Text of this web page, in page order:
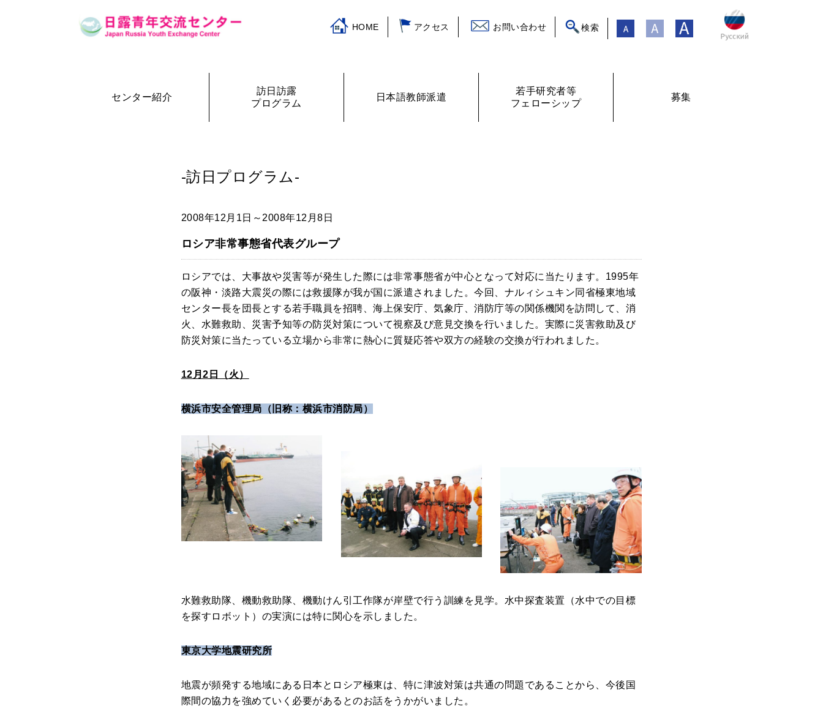
HOME アクセス お問い合わせ 検索
センター紹介
訪日訪露
プログラム
日本語教師派遣
若手研究者等
フェローシップ
募集
-訪日プログラム-
2008年12月1日～2008年12月8日
ロシア非常事態省代表グループ
ロシアでは、大事故や災害等が発生した際には非常事態省が中心となって対応に当たります。1995年
の阪神・淡路大震災の際には救援隊が我が国に派遣されました。今回、ナルィシュキン同省極東地域
センター長を団長とする若手職員を招聘、海上保安庁、気象庁、消防庁等の関係機関を訪問して、消
火、水難救助、災害予知等の防災対策について視察及び意見交換を行いました。実際に災害救助及び
防災対策に当たっている立場から非常に熱心に質疑応答や双方の経験の交換が行われました。
12月2日（火）
横浜市安全管理局（旧称：横浜市消防局）
水難救助隊、機動救助隊、機動けん引工作隊が岸壁で行う訓練を見学。水中探査装置（水中での目標
を探すロボット）の実演には特に関心を示しました。
東京大学地震研究所
地震が頻発する地域にある日本とロシア極東は、特に津波対策は共通の問題であることから、今後国
際間の協力を強めていく必要があるとのお話をうかがいました。